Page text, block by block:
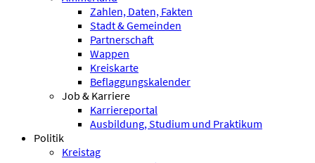
Zahlen, Daten, Fakten
Stadt & Gemeinden
Partnerschaft
Wappen
Kreiskarte
Beflaggungskalender
Job & Karriere
Karriereportal
Ausbildung, Studium und Praktikum
Politik
Kreistag